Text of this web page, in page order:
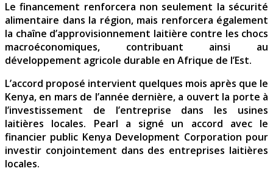
Le financement renforcera non seulement la sécurité
alimentaire dans la région, mais renforcera également
la chaîne d’approvisionnement laitière contre les chocs
macroéconomiques, contribuant ainsi au
développement agricole durable en Afrique de l’Est.
L’accord proposé intervient quelques mois après que le
Kenya, en mars de l’année dernière, a ouvert la porte à
l’investissement de l’entreprise dans les usines
laitières locales. Pearl a signé un accord avec le
financier public Kenya Development Corporation pour
investir conjointement dans des entreprises laitières
locales.